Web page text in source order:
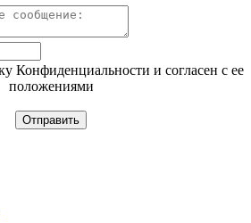
Конфиденциальности и согласен с ее
положениями
Отправить